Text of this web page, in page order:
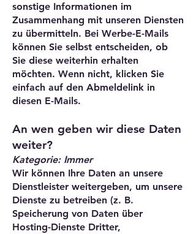
sonstige Informationen im
Zusammenhang mit unseren Diensten
zu übermitteln. Bei Werbe-E-Mails
können Sie selbst entscheiden, ob
Sie diese weiterhin erhalten
möchten. Wenn nicht, klicken Sie
einfach auf den Abmeldelink in
diesen E-Mails.
An wen geben wir diese Daten
weiter?
Kategorie: Immer
Wir können Ihre Daten an unsere
Dienstleister weitergeben, um unsere
Dienste zu betreiben (z. B.
Speicherung von Daten über
Hosting-Dienste Dritter,